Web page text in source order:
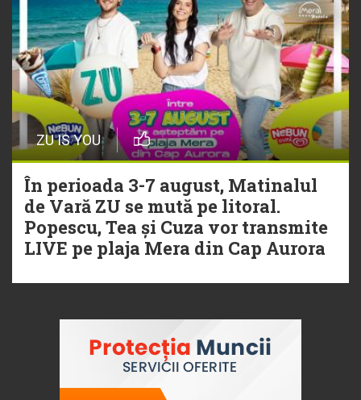
ZU IS YOU
În perioada 3-7 august, Matinalul
de Vară ZU se mută pe litoral.
Popescu, Tea și Cuza vor transmite
LIVE pe plaja Mera din Cap Aurora